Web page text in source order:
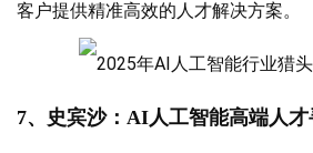
客户提供精准高效的人才解决方案。
7、史宾沙：AI人工智能高端人